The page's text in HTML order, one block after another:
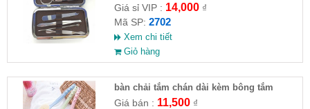
Giá sỉ VIP : 14,000₫
Mã SP: 2702
Xem chi tiết
Giỏ hàng
bàn chải tắm chán dài kèm bông tắm
Giá bán : 11,500₫